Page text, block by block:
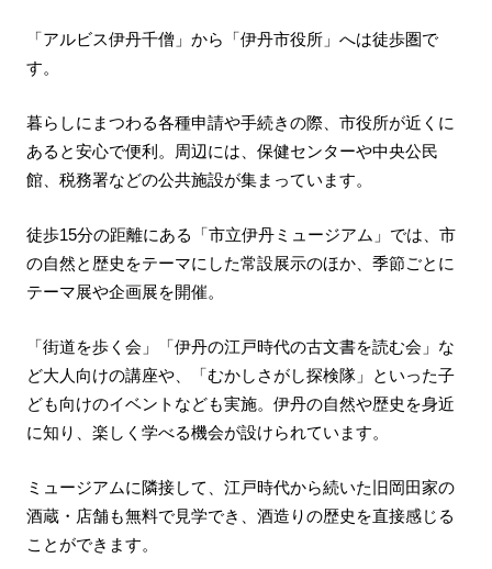
「アルビス伊丹千僧」から「伊丹市役所」へは徒歩圏で
す。
暮らしにまつわる各種申請や手続きの際、市役所が近くに
あると安心で便利。周辺には、保健センターや中央公民
館、税務署などの公共施設が集まっています。
徒歩15分の距離にある「市立伊丹ミュージアム」では、市
の自然と歴史をテーマにした常設展示のほか、季節ごとに
テーマ展や企画展を開催。
「街道を歩く会」「伊丹の江戸時代の古文書を読む会」な
ど大人向けの講座や、「むかしさがし探検隊」といった子
ども向けのイベントなども実施。伊丹の自然や歴史を身近
に知り、楽しく学べる機会が設けられています。
ミュージアムに隣接して、江戸時代から続いた旧岡田家の
酒蔵・店舗も無料で見学でき、酒造りの歴史を直接感じる
ことができます。